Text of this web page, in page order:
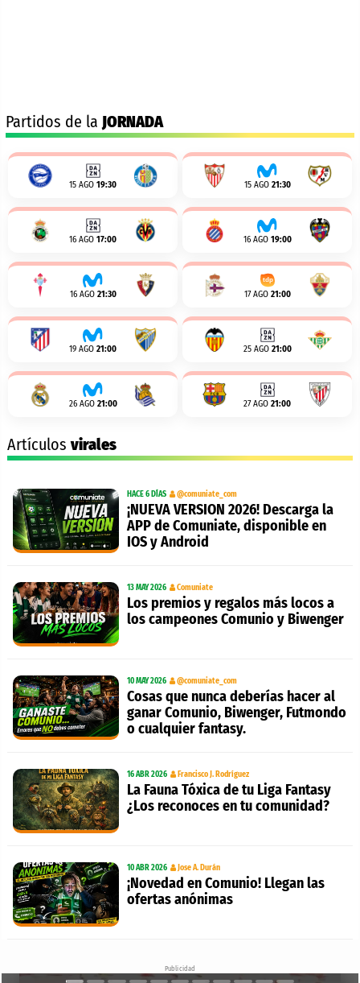
Partidos de la JORNADA
15 AGO 19:30 15 AGO 21:30
16 AGO 17:00 16 AGO 19:00
16 AGO 21:30 17 AGO 21:00
19 AGO 21:00 25 AGO 21:00
26 AGO 21:00 27 AGO 21:00
Artículosvirales
HACE 6 DÍAS @comuniate_com
¡NUEVA VERSION 2026! Descarga la
APP de Comuniate, disponible en
IOS y Android
13 MAY 2026 Comuniate
Los premios y regalos más locos a
los campeones Comunio y Biwenger
10 MAY 2026 @comuniate_com
Cosas que nunca deberías hacer al
ganar Comunio, Biwenger, Futmondo
o cualquier fantasy.
16 ABR 2026 Francisco J. Rodríguez
La Fauna Tóxica de tu Liga Fantasy
¿Los reconoces en tu comunidad?
10 ABR 2026 Jose A. Durán
¡Novedad en Comunio! Llegan las
ofertas anónimas
Publicidad